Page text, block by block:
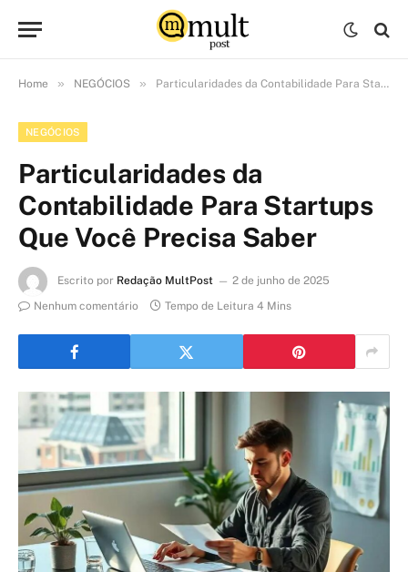
Home » NEGÓCIOS » Particularidades da Contabilidade Para Startups Que Você Precisa Saber
NEGÓCIOS
Particularidades da
Contabilidade Para Startups
Que Você Precisa Saber
Escrito por Redação MultPost
2 de junho de 2025
Nenhum comentário
Tempo de Leitura 4 Mins